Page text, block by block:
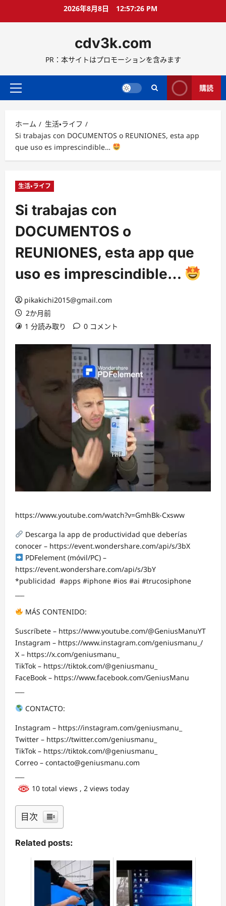
ス
ッ
2026年8月8日 12:57:27 PM
cdv3k.com
PR：本サイトはプロモーションを含みます
メ
メ
ニ
ュ
ー
購読
ホーム
生活・ライフ
Si trabajas con DOCUMENTOS o REUNIONES, esta app
que uso es imprescindible…
生活・ライフ
Si trabajas con
DOCUMENTOS o
REUNIONES, esta app que
uso es imprescindible…
pikakichi2015@gmail.com
2か月前
1 分読み取り
0 コメント
https://www.youtube.com/watch?v=GmhBk-Cxsww
Descarga la app de productividad que deberías
conocer – https://event.wondershare.com/api/s/3bX
PDFelement (móvil/PC) –
https://event.wondershare.com/api/s/3bY
*publicidad #apps #iphone #ios #ai #trucosiphone
MÁS CONTENIDO:
Suscríbete – https://www.youtube.com/@GeniusManuYT
Instagram – https://www.instagram.com/geniusmanu_/
X – https://x.com/geniusmanu_
TikTok – https://tiktok.com/@geniusmanu_
FaceBook – https://www.facebook.com/GeniusManu
CONTACTO:
Instagram – https://instagram.com/geniusmanu_
Twitter – https://twitter.com/geniusmanu_
TikTok – https://tiktok.com/@geniusmanu_
Correo – contacto@geniusmanu.com
10 total views , 2 views today
目次
Related posts: